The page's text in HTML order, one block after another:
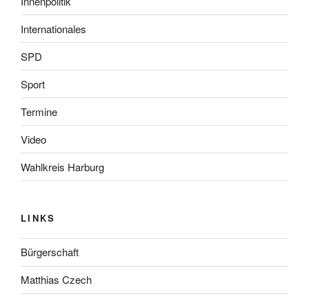
Internationales
SPD
Sport
Termine
Video
Wahlkreis Harburg
LINKS
Bürgerschaft
Matthias Czech